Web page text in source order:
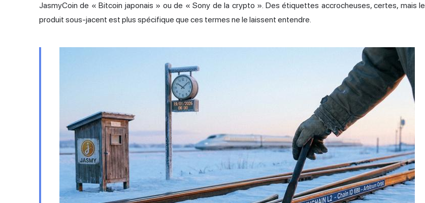
JasmyCoin de « Bitcoin japonais » ou de « Sony de la crypto ». Des étiquettes accrocheuses, certes, mais le
produit sous-jacent est plus spécifique que ces termes ne le laissent entendre.